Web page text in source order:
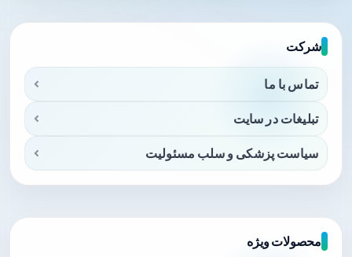
شرکت
تماس با ما
تبلیغات در سایت
سیاست پزشکی و سلب مسئولیت
محصولات ویژه